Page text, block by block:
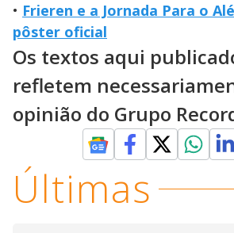
• Frieren e a Jornada Para o
pôster oficial
Os textos aqui
refletem
opinião do Grupo
Últimas